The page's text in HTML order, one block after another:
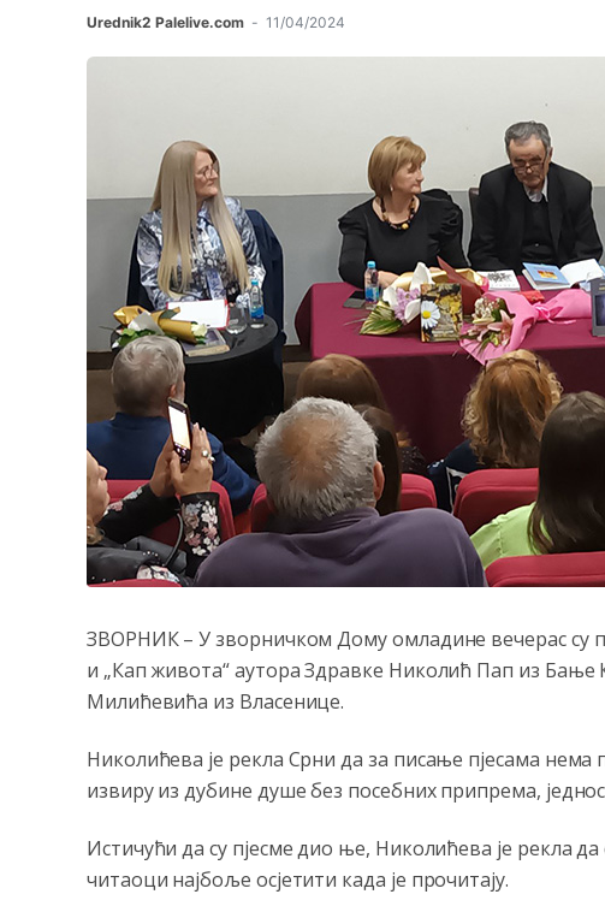
Urednik2 Palelive.com - 11/04/2024
ЗВОРНИК – У зворничком Дому омладине вечерас су
и „Кап живота“ аутора Здравке Николић Пап из
Милићевића из Власенице.
Николићева је рекла Срни да за писање пјесама нема
извиру из дубине душе без посебних припрема,
Истичући да су пјесме дио ње, Николићева је рекла да
читаоци најбоље осјетити када је прочитају.